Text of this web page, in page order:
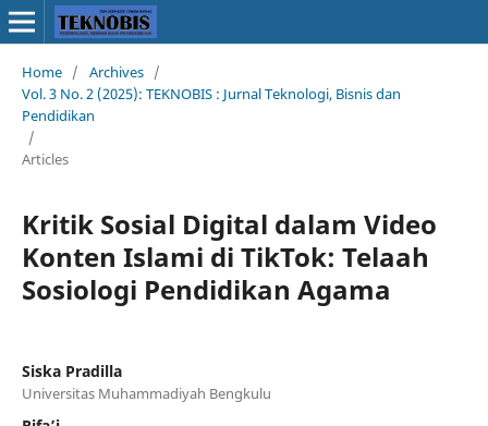
Home / Archives /
Vol. 3 No. 2 (2025): TEKNOBIS : Jurnal Teknologi, Bisnis dan
Pendidikan
/
Articles
Kritik Sosial Digital dalam Video
Konten Islami di TikTok: Telaah
Sosiologi Pendidikan Agama
Siska Pradilla
Universitas Muhammadiyah Bengkulu